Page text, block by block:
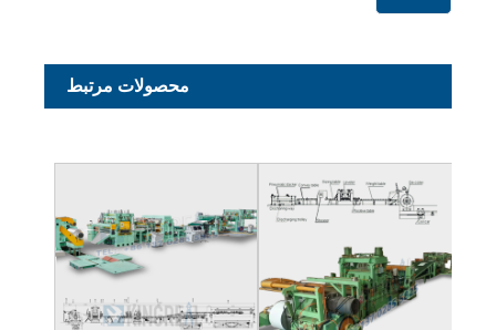
محصولات مرتبط